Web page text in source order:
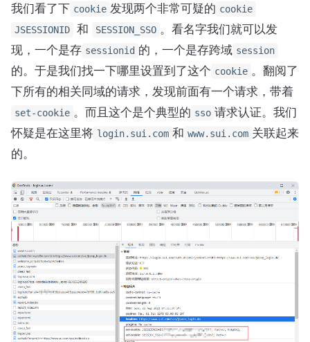
我们看了下 cookie 发现两个非常可疑的 cookie
JSESSIONID
和 SESSION_SSO 。看名字我们就可以发
现，一个是存 sessionid 的，一个是存跨域 session
的。于是我们找一下哪里设置到了这个 cookie 。翻阅了
下所有的相关同域的请求，发现前面有一个请求，带着
set-cookie 。而且这个是个典型的 sso 请求认证。我们
怀疑是在这里将 login.sui.com 和 www.sui.com 关联起来
的。